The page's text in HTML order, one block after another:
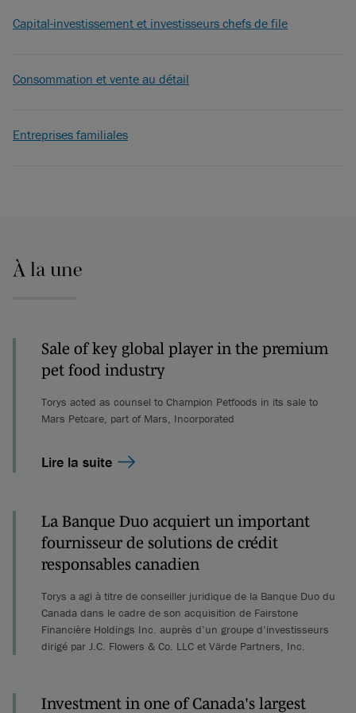
Capital-investissement et investisseurs chefs de file
Consommation et vente au détail
Entreprises familiales
À la une
Sale of key global player in the premium
pet food industry
Torys acted as counsel to Champion Petfoods in its sale to
Mars Petcare, part of Mars, Incorporated
Lire la suite
La Banque Duo acquiert un important
fournisseur de solutions de crédit
responsables canadien
Torys a agi à titre de conseiller juridique de la Banque Duo du
Canada dans le cadre de son acquisition de Fairstone
Financière Holdings Inc. auprès d’un groupe d’investisseurs
dirigé par J.C. Flowers & Co. LLC et Värde Partners, Inc.
Investment in one of Canada's largest